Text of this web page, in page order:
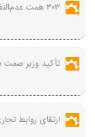
۳۰۳ همت عدم‌النفع صنایع از ناترازی‌ها
تأکید وزیر صمت
ارتقای روابط